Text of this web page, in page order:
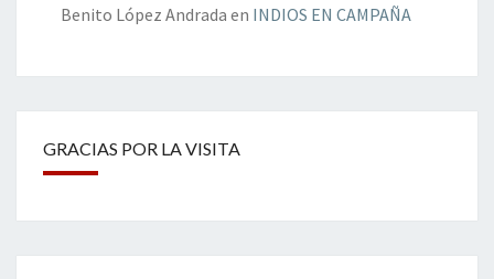
Benito López Andrada en INDIOS EN CAMPAÑA
GRACIAS POR LA VISITA